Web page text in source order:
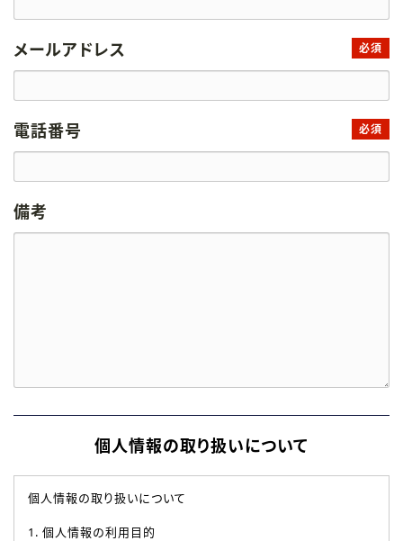
メールアドレス 必須
電話番号 必須
備考
個人情報の取り扱いについて
個人情報の取り扱いについて
1. 個人情報の利用目的